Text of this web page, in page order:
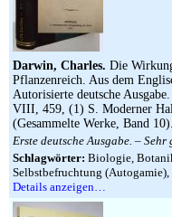
Darwin, Charles. Die
Pflanzenreich. Aus dem
Autorisierte deutsche
VIII, 459, (1) S. Moderner
(Gesammelte Werke, Band 10).
Erste deutsche Ausgabe. – Sehr
Schlagwörter: Biologie,
Selbstbefruchtung
Details anzeigen…